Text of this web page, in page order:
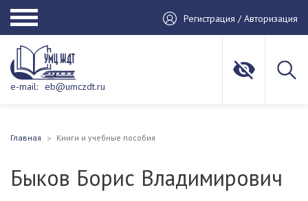
Регистрация / Авторизация
e-mail: eb@umczdt.ru
Главная Книги и учебные пособия
Быков Борис Владимирович